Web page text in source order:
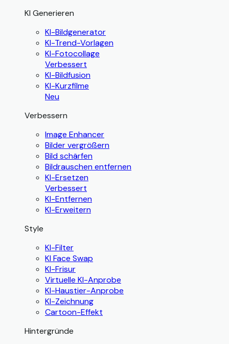
KI Generieren
KI-Bildgenerator
KI-Trend-Vorlagen
KI-Fotocollage
Verbessert
KI-Bildfusion
KI-Kurzfilme
Neu
Verbessern
Image Enhancer
Bilder vergrößern
Bild schärfen
Bildrauschen entfernen
KI-Ersetzen
Verbessert
KI-Entfernen
KI-Erweitern
Style
KI-Filter
KI Face Swap
KI-Frisur
Virtuelle KI-Anprobe
KI-Haustier-Anprobe
KI-Zeichnung
Cartoon-Effekt
Hintergründe